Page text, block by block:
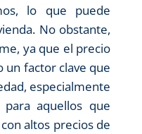
lo que puede
No obstante,
ya que el precio
un factor clave que
especialmente
aquellos que
altos precios de